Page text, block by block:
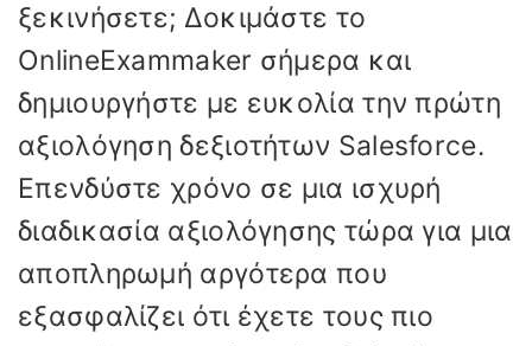
ξεκινήσετε; Δοκιμάστε το
OnlineExammaker σήμερα και
δημιουργήστε με ευκολία την πρώτη
αξιολόγηση δεξιοτήτων Salesforce.
Επενδύστε χρόνο σε μια ισχυρή
διαδικασία αξιολόγησης τώρα για μια
αποπληρωμή αργότερα που
εξασφαλίζει ότι έχετε τους πιο